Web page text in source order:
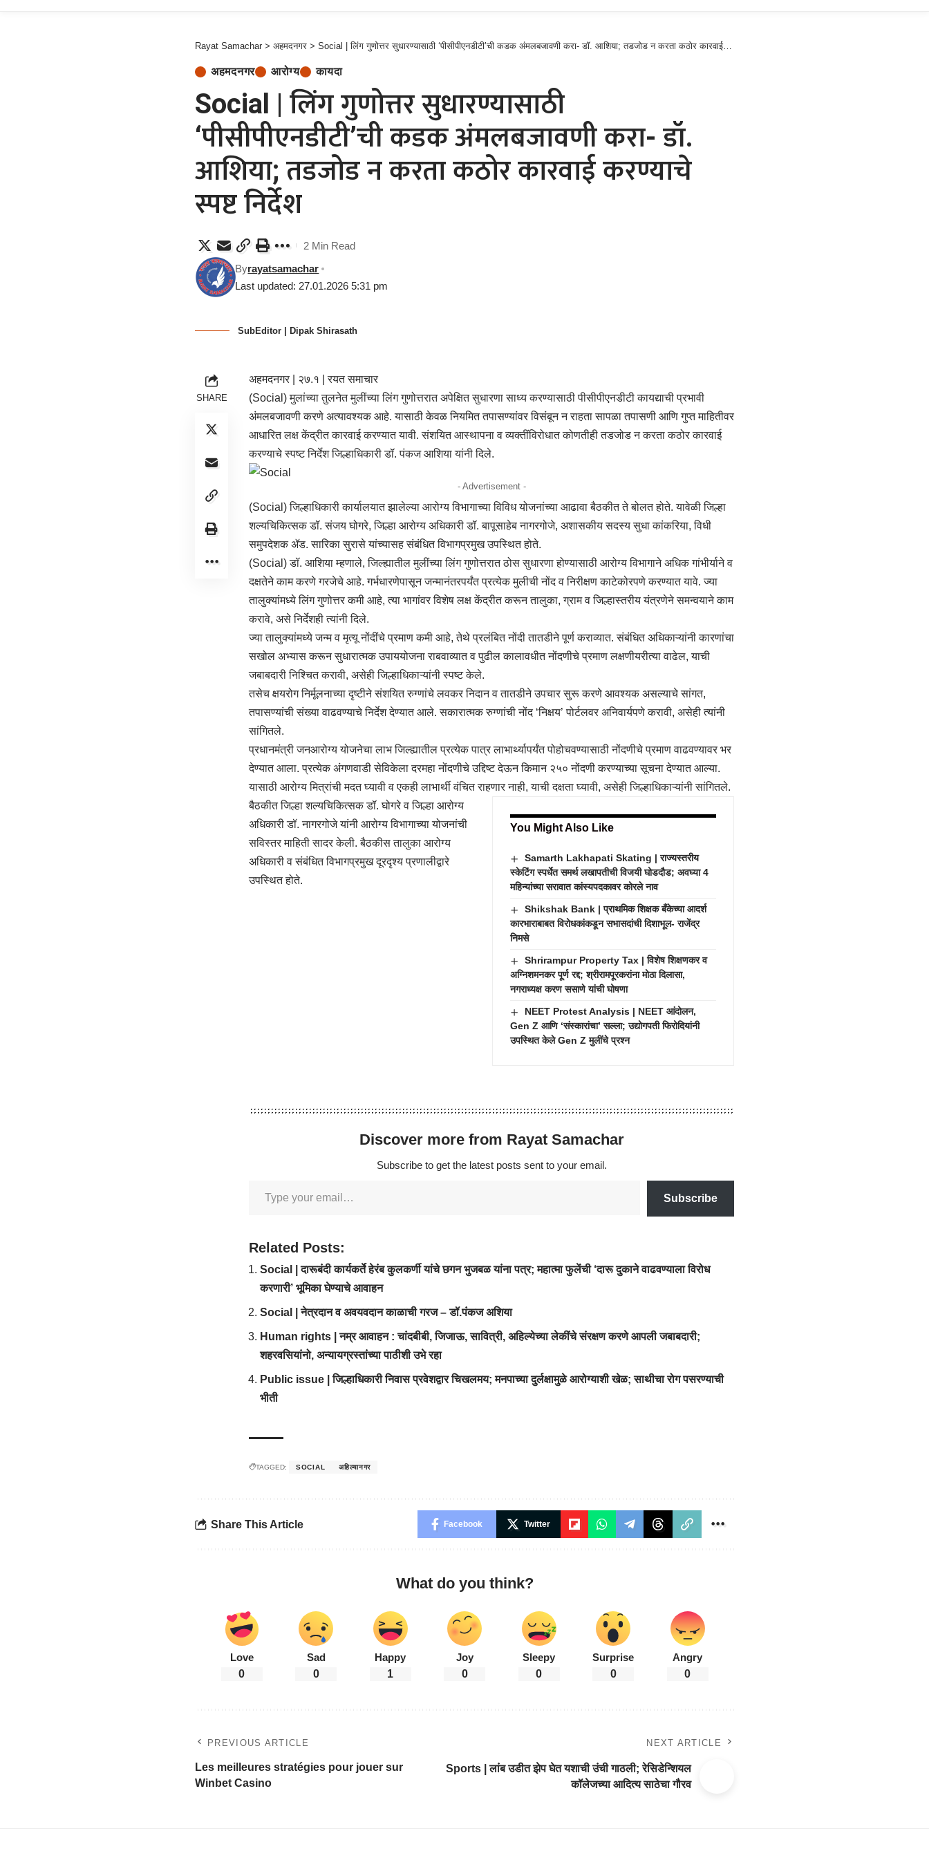
Rayat Samachar > अहमदनगर > Social | लिंग गुणोत्तर सुधारण्यासाठी ‘पीसीपीएनडीटी’ची कडक अंमलबजावणी करा- डॉ. आशिया; तडजोड न करता कठोर कारवाई करण्याचे स्पष्ट निर्देश
अहमदनगर आरोग्य कायदा
Social | लिंग गुणोत्तर सुधारण्यासाठी
‘पीसीपीएनडीटी’ची कडक अंमलबजावणी करा- डॉ.
आशिया; तडजोड न करता कठोर कारवाई करण्याचे
स्पष्ट निर्देश
Last updated: 27.01.2026 5:31 pm
Byrayatsamachar
2 Min Read
SubEditor | Dipak Shirasath
SHARE
अहमदनगर | २७.१ | रयत समाचार
(Social) मुलांच्या तुलनेत मुलींच्या लिंग गुणोत्तरात अपेक्षित सुधारणा साध्य करण्यासाठी पीसीपीएनडीटी कायद्याची प्रभावी
अंमलबजावणी करणे अत्यावश्यक आहे. यासाठी केवळ नियमित तपासण्यांवर विसंबून न राहता सापळा तपासणी आणि गुप्त माहितीवर
आधारित लक्ष केंद्रीत कारवाई करण्यात यावी. संशयित आस्थापना व व्यक्तींविरोधात कोणतीही तडजोड न करता कठोर कारवाई
करण्याचे स्पष्ट निर्देश जिल्हाधिकारी डॉ. पंकज आशिया यांनी दिले.
- Advertisement -
(Social) जिल्हाधिकारी कार्यालयात झालेल्या आरोग्य विभागाच्या विविध योजनांच्या आढावा बैठकीत ते बोलत होते. यावेळी जिल्हा
शल्यचिकित्सक डॉ. संजय घोगरे, जिल्हा आरोग्य अधिकारी डॉ. बापूसाहेब नागरगोजे, अशासकीय सदस्य सुधा कांकरिया, विधी
समुपदेशक ॲड. सारिका सुरासे यांच्यासह संबंधित विभागप्रमुख उपस्थित होते.
(Social) डॉ. आशिया म्हणाले, जिल्ह्यातील मुलींच्या लिंग गुणोत्तरात ठोस सुधारणा होण्यासाठी आरोग्य विभागाने अधिक गांभीर्याने व
दक्षतेने काम करणे गरजेचे आहे. गर्भधारणेपासून जन्मानंतरपर्यंत प्रत्येक मुलीची नोंद व निरीक्षण काटेकोरपणे करण्यात यावे. ज्या
तालुक्यांमध्ये लिंग गुणोत्तर कमी आहे, त्या भागांवर विशेष लक्ष केंद्रीत करून तालुका, ग्राम व जिल्हास्तरीय यंत्रणेने समन्वयाने काम
करावे, असे निर्देशही त्यांनी दिले.
ज्या तालुक्यांमध्ये जन्म व मृत्यू नोंदींचे प्रमाण कमी आहे, तेथे प्रलंबित नोंदी तातडीने पूर्ण कराव्यात. संबंधित अधिकाऱ्यांनी कारणांचा
सखोल अभ्यास करून सुधारात्मक उपाययोजना राबवाव्यात व पुढील कालावधीत नोंदणीचे प्रमाण लक्षणीयरीत्या वाढेल, याची
जबाबदारी निश्चित करावी, असेही जिल्हाधिकाऱ्यांनी स्पष्ट केले.
तसेच क्षयरोग निर्मूलनाच्या दृष्टीने संशयित रुग्णांचे लवकर निदान व तातडीने उपचार सुरू करणे आवश्यक असल्याचे सांगत,
तपासण्यांची संख्या वाढवण्याचे निर्देश देण्यात आले. सकारात्मक रुग्णांची नोंद ‘निक्षय’ पोर्टलवर अनिवार्यपणे करावी, असेही त्यांनी
सांगितले.
प्रधानमंत्री जनआरोग्य योजनेचा लाभ जिल्ह्यातील प्रत्येक पात्र लाभार्थ्यापर्यंत पोहोचवण्यासाठी नोंदणीचे प्रमाण वाढवण्यावर भर
देण्यात आला. प्रत्येक अंगणवाडी सेविकेला दरमहा नोंदणीचे उद्दिष्ट देऊन किमान २५० नोंदणी करण्याच्या सूचना देण्यात आल्या.
यासाठी आरोग्य मित्रांची मदत घ्यावी व एकही लाभार्थी वंचित राहणार नाही, याची दक्षता घ्यावी, असेही जिल्हाधिकाऱ्यांनी सांगितले.
You Might Also Like
Samarth Lakhapati Skating | राज्यस्तरीय
स्केटिंग स्पर्धेत समर्थ लखापतीची विजयी घोडदौड; अवघ्या 4
महिन्यांच्या सरावात कांस्यपदकावर कोरले नाव
Shikshak Bank | प्राथमिक शिक्षक बँकेच्या आदर्श
कारभाराबाबत विरोधकांकडून सभासदांची दिशाभूल- राजेंद्र
निमसे
Shrirampur Property Tax | विशेष शिक्षणकर व
अग्निशमनकर पूर्ण रद्द; श्रीरामपूरकरांना मोठा दिलासा,
नगराध्यक्ष करण ससाणे यांची घोषणा
NEET Protest Analysis | NEET आंदोलन,
Gen Z आणि ‘संस्कारांचा’ सल्ला; उद्योगपती फिरोदियांनी
उपस्थित केले Gen Z मुलींचे प्रश्न
बैठकीत जिल्हा शल्यचिकित्सक डॉ. घोगरे व जिल्हा आरोग्य
अधिकारी डॉ. नागरगोजे यांनी आरोग्य विभागाच्या योजनांची
सविस्तर माहिती सादर केली. बैठकीस तालुका आरोग्य
अधिकारी व संबंधित विभागप्रमुख दूरदृश्य प्रणालीद्वारे
उपस्थित होते.
Discover more from Rayat Samachar
Subscribe to get the latest posts sent to your email.
Subscribe
Related Posts:
Social | दारूबंदी कार्यकर्ते हेरंब कुलकर्णी यांचे छगन भुजबळ यांना पत्र; महात्मा फुलेंची ‘दारू दुकाने वाढवण्याला विरोध
करणारी’ भूमिका घेण्याचे आवाहन
Social | नेत्रदान व अवयवदान काळाची गरज – डॉ.पंकज अशिया
Human rights | नम्र आवाहन : चांदबीबी, जिजाऊ, सावित्री, अहिल्येच्या लेकींचे संरक्षण करणे आपली जबाबदारी;
शहरवसियांनो, अन्यायग्रस्तांच्या पाठीशी उभे रहा
Public issue | जिल्हाधिकारी निवास प्रवेशद्वार चिखलमय; मनपाच्या दुर्लक्षामुळे आरोग्याशी खेळ; साथीचा रोग पसरण्याची
भीती
TAGGED: SOCIAL अहिल्यानगर
Share This Article Facebook Twitter
What do you think?
Love
0
Sad
0
Happy
1
Joy
0
Sleepy
0
Surprise
0
Angry
0
PREVIOUS ARTICLE
Les meilleures stratégies pour jouer sur
Winbet Casino
NEXT ARTICLE
Sports | लांब उडीत झेप घेत यशाची उंची गाठली; रेसिडेन्शियल
कॉलेजच्या आदित्य साठेचा गौरव